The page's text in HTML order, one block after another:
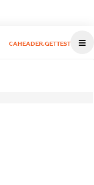
CAHEADER.GETTEST